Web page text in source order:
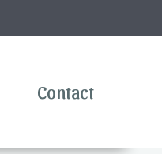
Contact